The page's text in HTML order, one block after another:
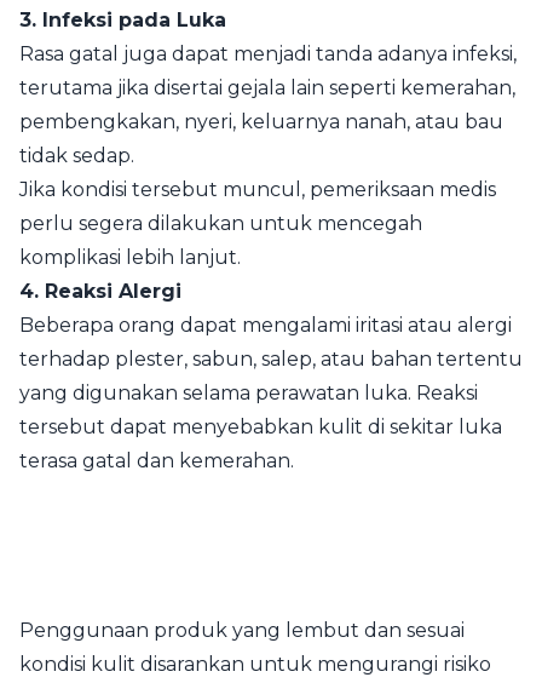
3. Infeksi pada Luka
Rasa gatal juga dapat menjadi tanda adanya infeksi,
terutama jika disertai gejala lain seperti kemerahan,
pembengkakan, nyeri, keluarnya nanah, atau bau
tidak sedap.
Jika kondisi tersebut muncul, pemeriksaan medis
perlu segera dilakukan untuk mencegah
komplikasi lebih lanjut.
4. Reaksi Alergi
Beberapa orang dapat mengalami iritasi atau alergi
terhadap plester, sabun, salep, atau bahan tertentu
yang digunakan selama perawatan luka. Reaksi
tersebut dapat menyebabkan kulit di sekitar luka
terasa gatal dan kemerahan.
Penggunaan produk yang lembut dan sesuai
kondisi kulit disarankan untuk mengurangi risiko